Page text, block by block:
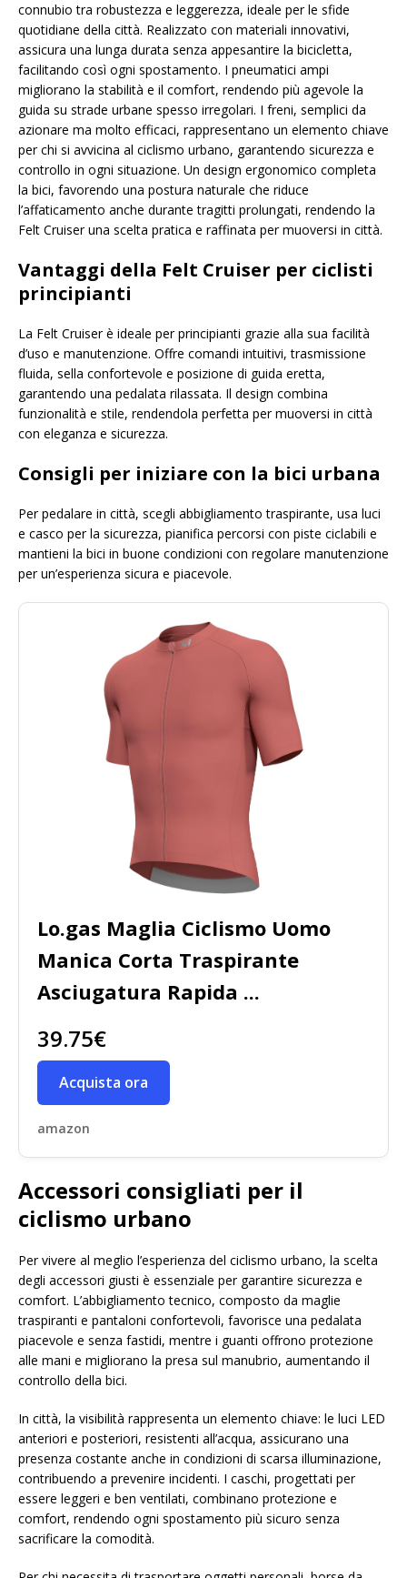
connubio tra robustezza e leggerezza, ideale per le sfide
quotidiane della città. Realizzato con materiali innovativi,
assicura una lunga durata senza appesantire la bicicletta,
facilitando così ogni spostamento. I pneumatici ampi
migliorano la stabilità e il comfort, rendendo più agevole la
guida su strade urbane spesso irregolari. I freni, semplici da
azionare ma molto efficaci, rappresentano un elemento chiave
per chi si avvicina al ciclismo urbano, garantendo sicurezza e
controllo in ogni situazione. Un design ergonomico completa
la bici, favorendo una postura naturale che riduce
l’affaticamento anche durante tragitti prolungati, rendendo la
Felt Cruiser una scelta pratica e raffinata per muoversi in città.
Vantaggi della Felt Cruiser per ciclisti
principianti
La Felt Cruiser è ideale per principianti grazie alla sua facilità
d’uso e manutenzione. Offre comandi intuitivi, trasmissione
fluida, sella confortevole e posizione di guida eretta,
garantendo una pedalata rilassata. Il design combina
funzionalità e stile, rendendola perfetta per muoversi in città
con eleganza e sicurezza.
Consigli per iniziare con la bici urbana
Per pedalare in città, scegli abbigliamento traspirante, usa luci
e casco per la sicurezza, pianifica percorsi con piste ciclabili e
mantieni la bici in buone condizioni con regolare manutenzione
per un’esperienza sicura e piacevole.
Lo.gas Maglia Ciclismo Uomo
Manica Corta Traspirante
Asciugatura Rapida ...
39.75€
Acquista ora
amazon
Accessori consigliati per il
ciclismo urbano
Per vivere al meglio l’esperienza del ciclismo urbano, la scelta
degli accessori giusti è essenziale per garantire sicurezza e
comfort. L’abbigliamento tecnico, composto da maglie
traspiranti e pantaloni confortevoli, favorisce una pedalata
piacevole e senza fastidi, mentre i guanti offrono protezione
alle mani e migliorano la presa sul manubrio, aumentando il
controllo della bici.
In città, la visibilità rappresenta un elemento chiave: le luci LED
anteriori e posteriori, resistenti all’acqua, assicurano una
presenza costante anche in condizioni di scarsa illuminazione,
contribuendo a prevenire incidenti. I caschi, progettati per
essere leggeri e ben ventilati, combinano protezione e
comfort, rendendo ogni spostamento più sicuro senza
sacrificare la comodità.